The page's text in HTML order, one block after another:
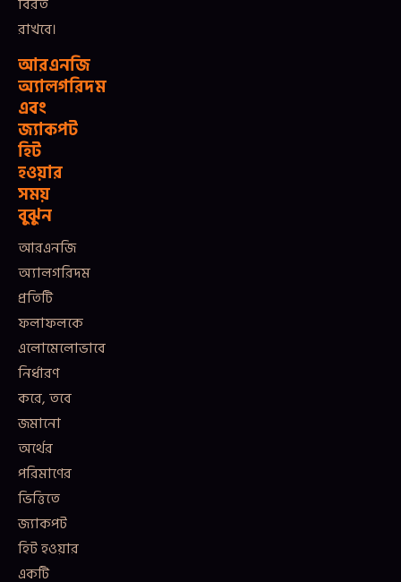
রাখবে।
আরএনজি
অ্যালগরিদম
এবং
জ্যাকপট
হিট
হওয়ার
সময়
বুঝুন
আরএনজি
অ্যালগরিদম
প্রতিটি
ফলাফলকে
এলোমেলোভাবে
নির্ধারণ
করে, তবে
জমানো
অর্থের
পরিমাণের
ভিত্তিতে
জ্যাকপট
হিট হওয়ার
একটি